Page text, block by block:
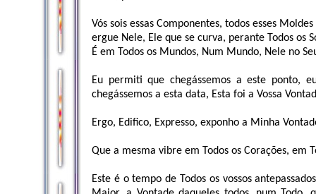
Vós sois essas Componentes, todos esses
ergue Nele, Ele que se curva, perante Todos os
É em Todos os Mundos, Num Mundo, Nele no
Eu permiti que chegássemos a este ponto,
chegássemos a esta data, Esta foi a Vossa
Ergo, Edifico, Expresso, exponho a Minha
Que a mesma vibre em Todos os Corações, em
Este é o tempo de Todos os vossos